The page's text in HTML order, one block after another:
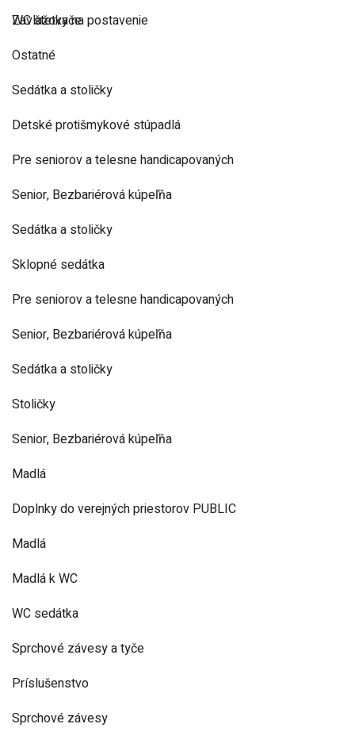
Zavlažovače
WC štetky na postavenie
Ostatné
Sedátka a stoličky
Detské protišmykové stúpadlá
Pre seniorov a telesne handicapovaných
Senior, Bezbariérová kúpeľňa
Sedátka a stoličky
Sklopné sedátka
Pre seniorov a telesne handicapovaných
Senior, Bezbariérová kúpeľňa
Sedátka a stoličky
Stoličky
Senior, Bezbariérová kúpeľňa
Madlá
Doplnky do verejných priestorov PUBLIC
Madlá
Madlá k WC
WC sedátka
Sprchové závesy a tyče
Príslušenstvo
Sprchové závesy